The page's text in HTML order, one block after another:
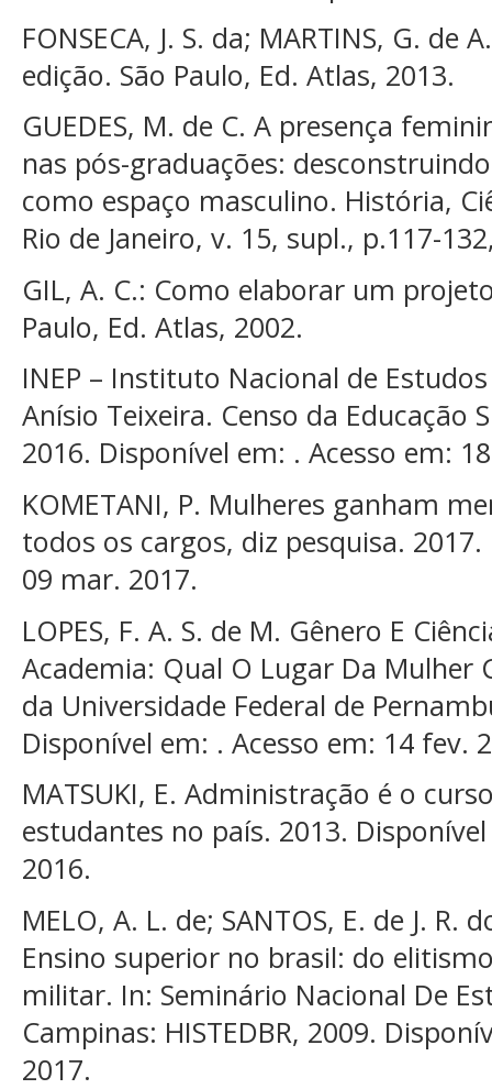
FONSECA, J. S. da; MARTINS, G. de
edição. São Paulo, Ed. Atlas, 2013.
GUEDES, M. de C. A presença
nas pós-graduações:
como espaço masculino. História,
Rio de Janeiro, v. 15, supl., p.117-
GIL, A. C.: Como elaborar um
Paulo, Ed. Atlas, 2002.
INEP – Instituto Nacional de
Anísio Teixeira. Censo da Educação
2016. Disponível em: . Acesso em:
KOMETANI, P. Mulheres ganham
todos os cargos, diz pesquisa.
09 mar. 2017.
LOPES, F. A. S. de M. Gênero E
Academia: Qual O Lugar Da Mulher
da Universidade Federal de
Disponível em: . Acesso em: 14 fev.
MATSUKI, E. Administração é o
estudantes no país. 2013.
2016.
MELO, A. L. de; SANTOS, E. de J. R.
Ensino superior no brasil: do
militar. In: Seminário Nacional De
Campinas: HISTEDBR, 2009.
2017.